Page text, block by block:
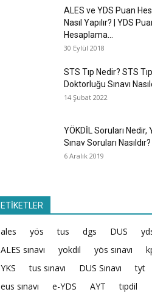
ALES ve YDS Puan
Nasıl Yapılır? | YDS
Hesaplama...
30 Eylül 2018
STS Tıp Nedir? STS Tıp
Doktorluğu Sınavı
14 Şubat 2022
YÖKDİL Soruları Nedir,
Sınav Soruları Nasıldır?
6 Aralık 2019
ETİKETLER
ales yös tus dgs DUS
ALES sınavı
yokdil yös sınavı
YKS
tus sınavı DUS Sınavı tyt
eus sınavı
e-YDS AYT tıpdil